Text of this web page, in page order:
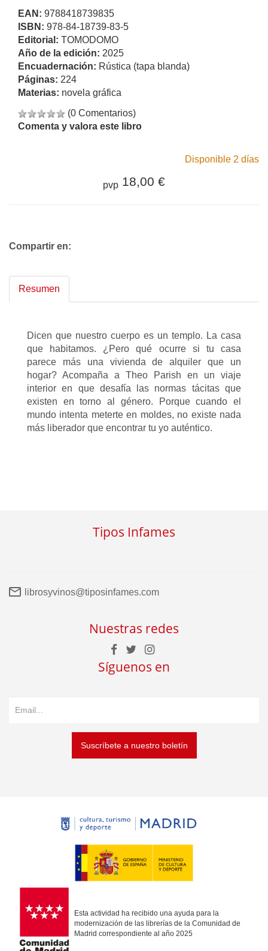
EAN: 9788418739835
ISBN: 978-84-18739-83-5
Editorial: TOMODOMO
Año de la edición: 2025
Encuadernación: Rústica (tapa blanda)
Páginas: 224
Materias: novela gráfica
(0 Comentarios)
Comenta y valora este libro
Disponible 2 días
pvp 18,00 €
Compartir en:
Resumen
Dicen que nuestro cuerpo es un templo. La casa
que habitamos. ¿Pero qué ocurre si tu casa
parece más una vivienda de alquiler que un
hogar? Acompaña a Theo Parish en un viaje
interior en que desafía las normas tácitas que
existen en torno al género. Porque cuando el
mundo intenta meterte en moldes, no existe nada
más liberador que encontrar tu yo auténtico.
Tipos Infames
librosyvinos@tiposinfames.com
Nuestras redes
Síguenos en
Suscríbete a nuestro boletín
Esta actividad ha recibido una ayuda para la
modernización de las librerías de la Comunidad de
Madrid correspondiente al año 2025